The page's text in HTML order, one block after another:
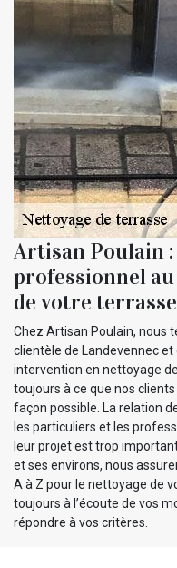
Artisan Poulain
professionnel
de votre terrasse
Chez Artisan Poulain, nous
clientèle de Landevennec
intervention en nettoyage
toujours à ce que nos
façon possible. La relation
les particuliers et les
leur projet est trop
et ses environs, nous
A à Z pour le nettoyage de
toujours à l’écoute de vos
répondre à vos critères.